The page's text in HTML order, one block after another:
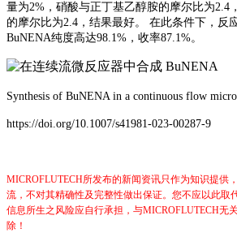
量为2%，硝酸与正丁基乙醇胺的摩尔比为2.4
的摩尔比为2.4，结果最好。 在此条件下，反
BuNENA纯度高达98.1%，收率87.1%。
Synthesis of BuNENA in a continuous flow
https://doi.org/10.1007/s41981-023-00287-9
MICROFLUTECH所发布的新闻资讯只作为知识提供
流，不对其精确性及完整性做出保证。您不应以此取
信息所生之风险应自行承担，与MICROFLUTECH无
除！